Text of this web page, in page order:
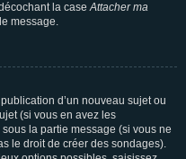
la caseAttacher ma
message.
d’un nouveau sujet ou
(si vous en avez les
sous la partie message (si vous ne
le droit de créer des sondages).